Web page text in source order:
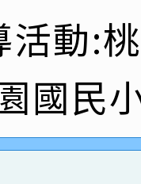
第三名。
洪綺君教
本校阿巴
加桃園市
指導老師
本校四年
英語競
老師林老
本校參
文瑛教
本校參與
活動:
國民